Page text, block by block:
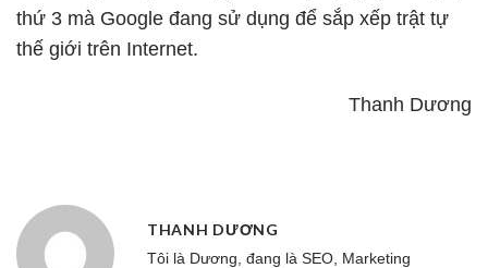
thứ 3 mà Google đang sử dụng để sắp xếp trật tự
thế giới trên Internet.
Thanh Dương
THANH DƯƠNG
Tôi là Dương, đang là SEO, Marketing